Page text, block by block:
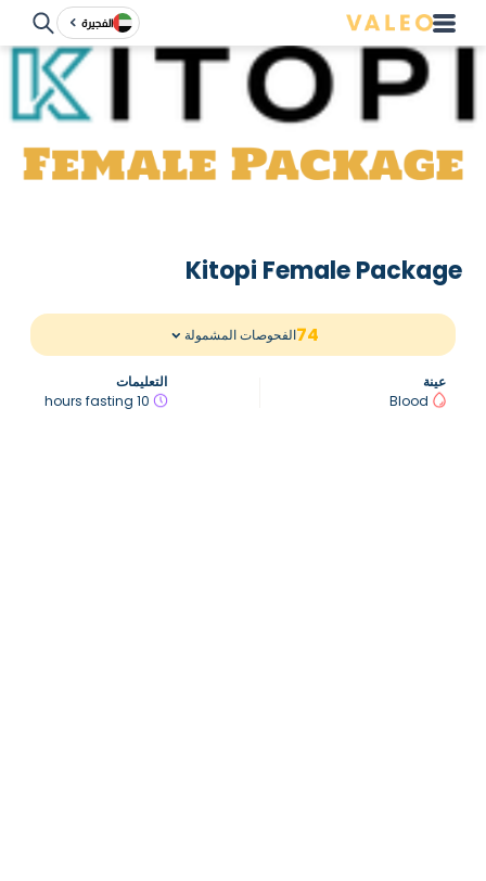
الفجيرة
Kitopi Female Package
74الفحوصات المشمولة
عينة
Blood
التعليمات
10 hours fasting